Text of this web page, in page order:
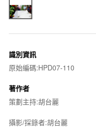
識別資訊
原始編碼:HPD07-110
著作者
策劃主持:胡台麗
攝影/採錄者:胡台麗